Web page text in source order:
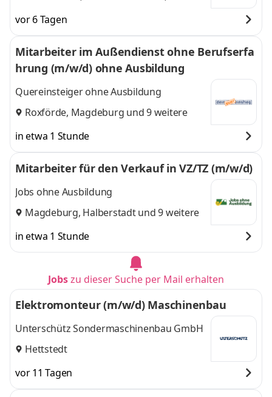
Dresden, Görlitz,
Leipzig,
Leipzigund 3 weitere
vor 6 Tagen
Mitarbeiter im Außendienst ohne Berufserfa
hrung (m/w/d) ohne Ausbildung
Quereinsteiger ohne Ausbildung
Roxförde, Magdeburg und 9 weitere
in etwa 1 Stunde
Mitarbeiter für den Verkauf in VZ/TZ (m/w/d)
Jobs ohne Ausbildung
Magdeburg, Halberstadtund 9 weitere
in etwa 1 Stunde
Jobszu dieser Suche per Mail erhalten
Elektromonteur (m/w/d) Maschinenbau
Unterschütz Sondermaschinenbau GmbH
Hettstedt
vor 11 Tagen